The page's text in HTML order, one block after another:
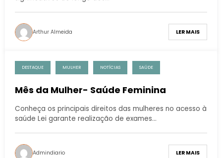
Arthur Almeida LER MAIS
DESTAQUE MULHER NOTÍCIAS SAÚDE
Mês da Mulher- Saúde Feminina
Conheça os principais direitos das mulheres no acesso à
saúde Lei garante realização de exames…
Admindiario LER MAIS